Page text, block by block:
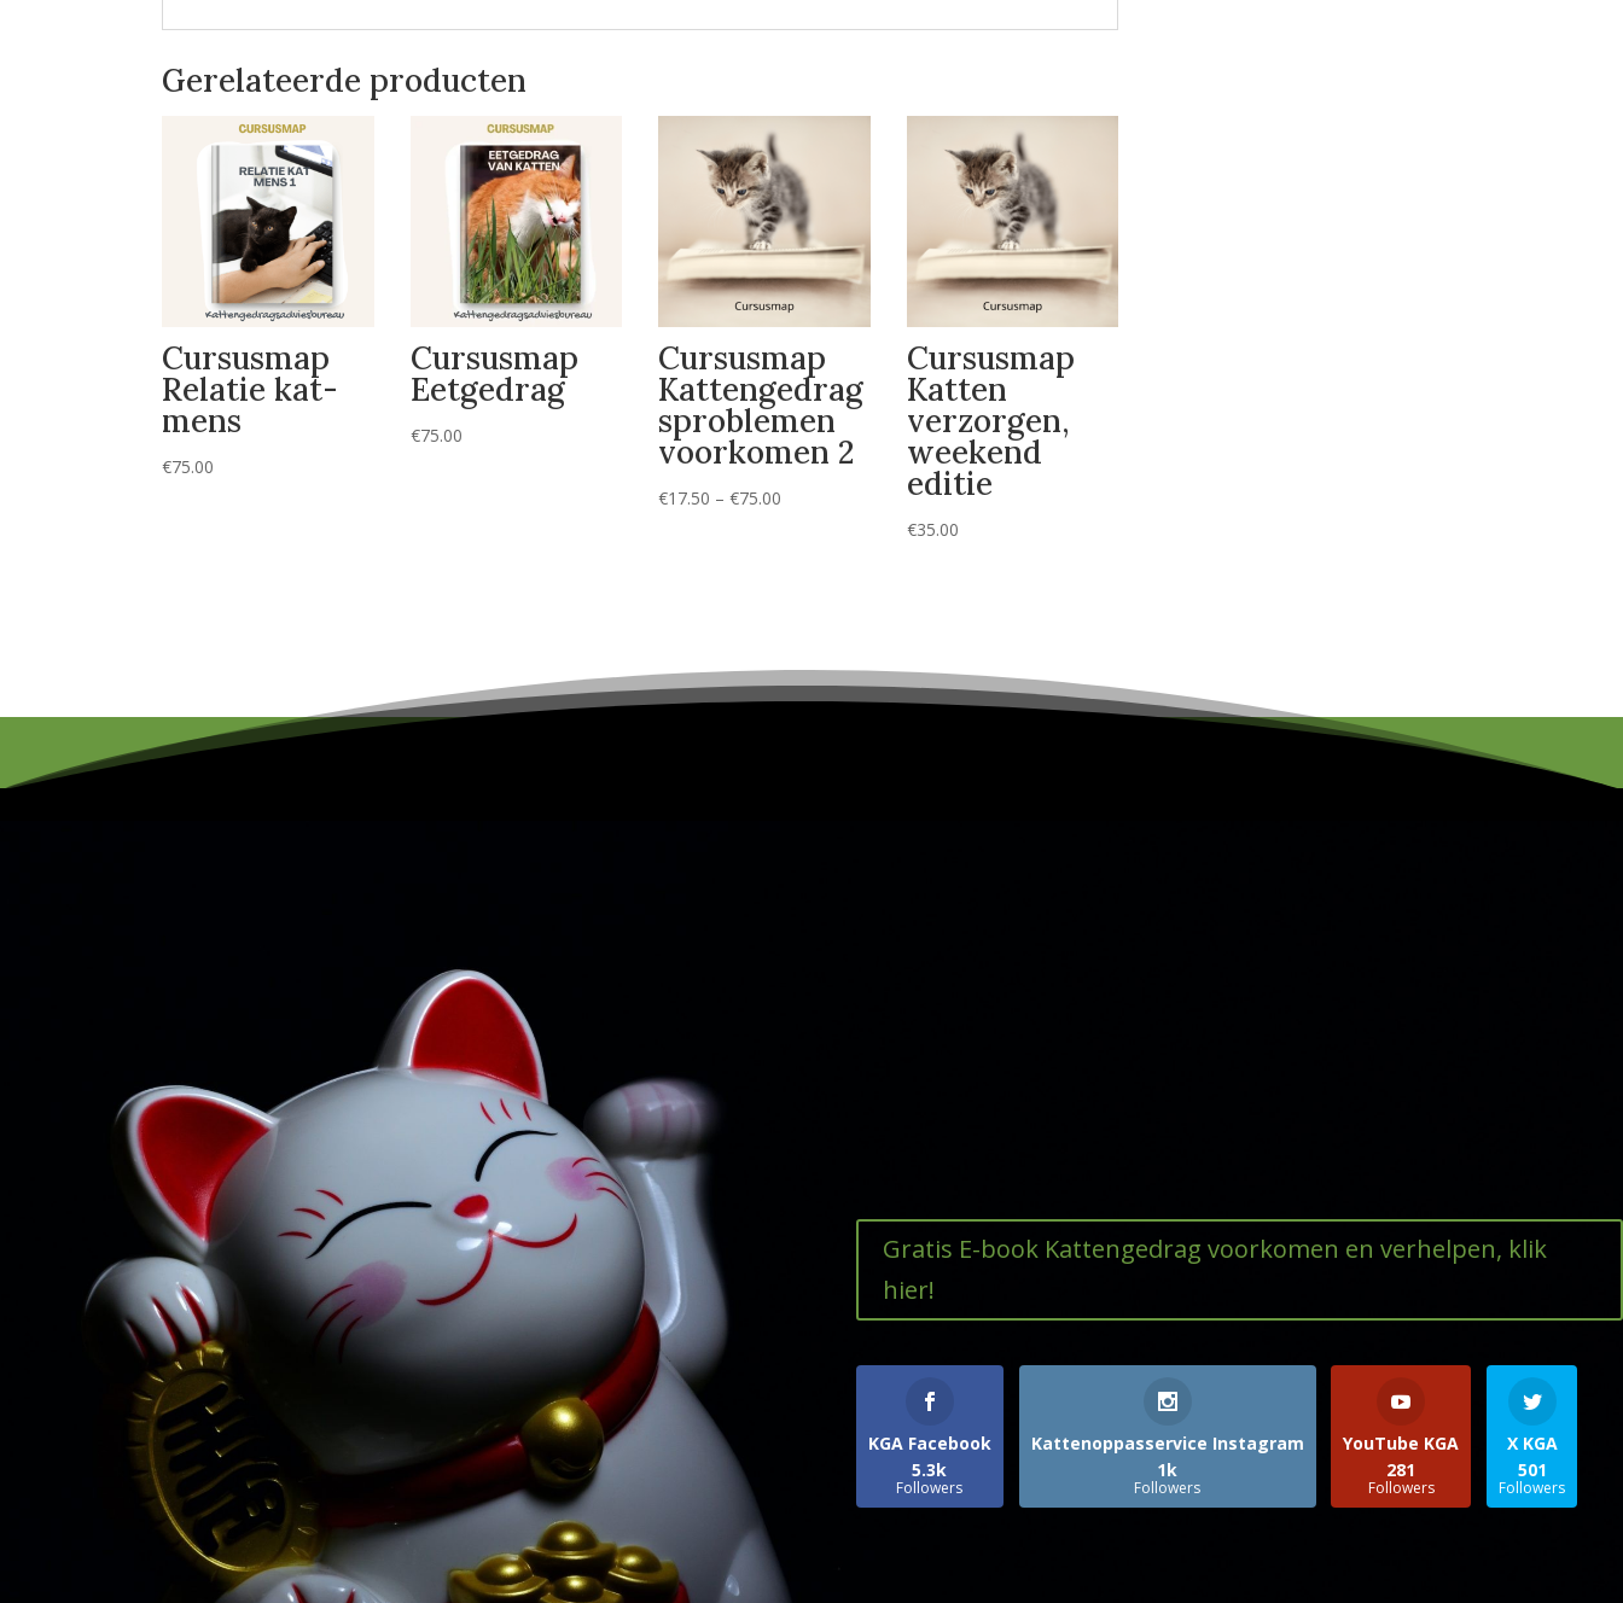
Gerelateerde producten
Cursusmap
Relatie kat-
mens
€75.00
Cursusmap
Eetgedrag
€75.00
Cursusmap
Kattengedrag
sproblemen
voorkomen 2
€17.50 – €75.00
Cursusmap
Katten
verzorgen,
weekend
editie
€35.00
Gratis E-book Kattengedrag voorkomen en verhelpen, klik
hier!
KGA Facebook
5.3k
Followers
Kattenoppasservice Instagram
1k
Followers
YouTube KGA
281
Followers
X KGA
501
Followers